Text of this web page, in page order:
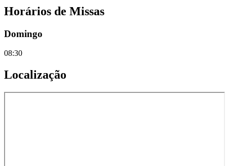
Horários de Missas
Domingo
08:30
Localização